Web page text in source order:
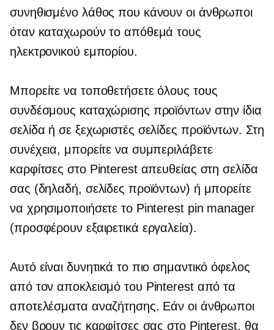
συνηθισμένο λάθος που κάνουν οι άνθρωποι
όταν καταχωρούν το απόθεμά τους
ηλεκτρονικού εμπορίου.
Μπορείτε να τοποθετήσετε όλους τους
συνδέσμους καταχώρισης προϊόντων στην ίδια
σελίδα ή σε ξεχωριστές σελίδες προϊόντων. Στη
συνέχεια, μπορείτε να συμπεριλάβετε
καρφίτσες στο Pinterest απευθείας στη σελίδα
σας (δηλαδή, σελίδες προϊόντων) ή μπορείτε
να χρησιμοποιήσετε το Pinterest pin manager
(προσφέρουν εξαιρετικά εργαλεία).
Αυτό είναι δυνητικά το πιο σημαντικό όφελος
από τον αποκλεισμό του Pinterest από τα
αποτελέσματα αναζήτησης. Εάν οι άνθρωποι
δεν βρουν τις καρφίτσες σας στο Pinterest, θα